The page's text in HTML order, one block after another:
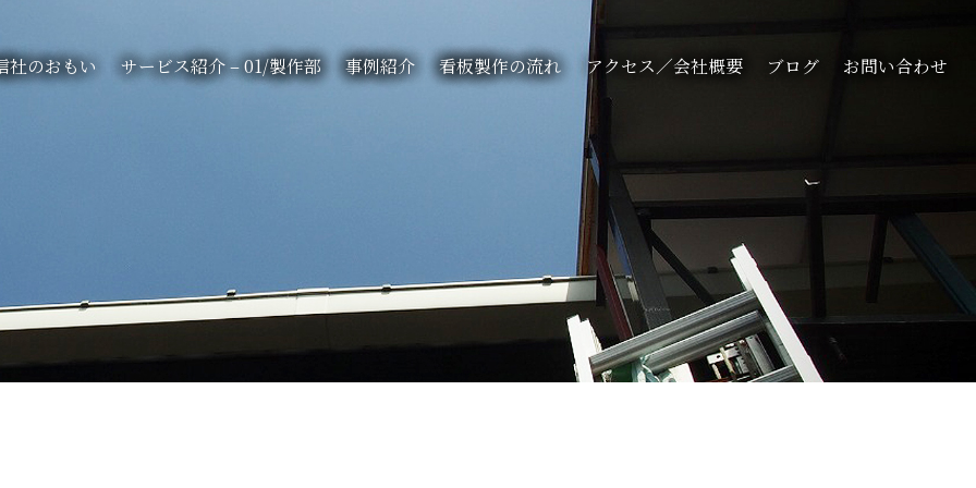
社のおもい サービス紹介 – 01/製作部 事例紹介 看板製作の流れ アクセス／会社概要 ブログ お問い合わせ